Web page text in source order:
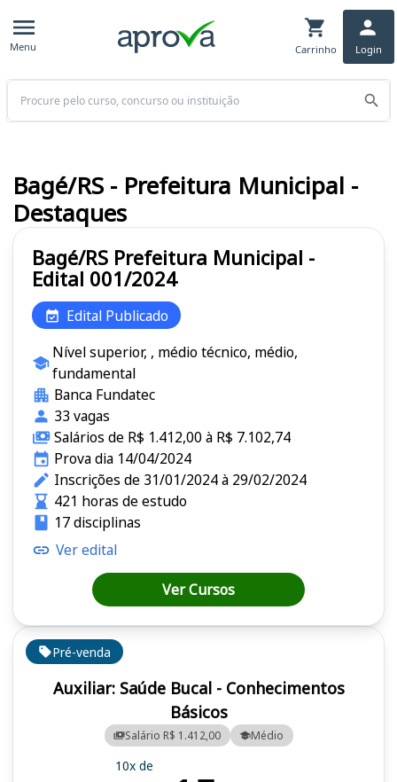
Menu Carrinho Login
Buscar
Pré-venda
Auxiliar: Saúde Bucal - Conhecimentos
Básicos
Salário R$ 1.412,00 Médio
10x de
Bagé/RS Prefeitura Municipal -
Edital 001/2024
Edital Publicado
Nível superior, , médio técnico, médio,
fundamental
Banca Fundatec
33 vagas
Salários de R$ 1.412,00 à R$ 7.102,74
Prova dia 14/04/2024
Inscrições de 31/01/2024 à 29/02/2024
421 horas de estudo
17 disciplinas
Ver edital
Ver Cursos
Bagé/RS - Prefeitura Municipal -
Destaques